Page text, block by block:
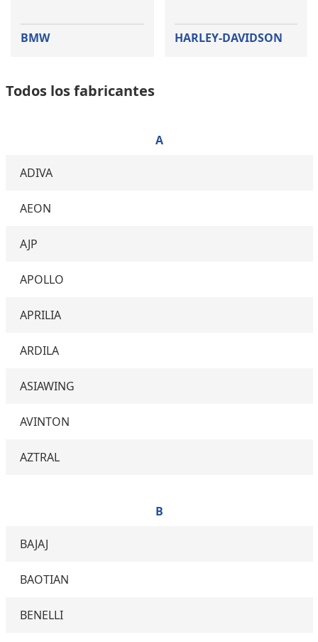
BMW HARLEY-DAVIDSON
Todos los fabricantes
A
ADIVA
AEON
AJP
APOLLO
APRILIA
ARDILA
ASIAWING
AVINTON
AZTRAL
B
BAJAJ
BAOTIAN
BENELLI